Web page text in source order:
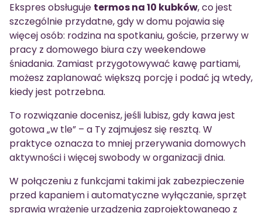
Ekspres obsługuje termos na 10 kubków, co jest
szczególnie przydatne, gdy w domu pojawia się
więcej osób: rodzina na spotkaniu, goście, przerwy w
pracy z domowego biura czy weekendowe
śniadania. Zamiast przygotowywać kawę partiami,
możesz zaplanować większą porcję i podać ją wtedy,
kiedy jest potrzebna.
To rozwiązanie docenisz, jeśli lubisz, gdy kawa jest
gotowa „w tle” – a Ty zajmujesz się resztą. W
praktyce oznacza to mniej przerywania domowych
aktywności i więcej swobody w organizacji dnia.
W połączeniu z funkcjami takimi jak zabezpieczenie
przed kapaniem i automatyczne wyłączanie, sprzęt
sprawia wrażenie urządzenia zaprojektowanego z